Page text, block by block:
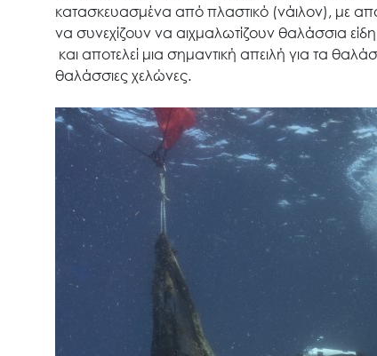
κατασκευασμένα από πλαστικό (νάιλον), με
να συνεχίζουν να αιχμαλωτίζουν θαλάσσια
και αποτελεί μια σημαντική απειλή για τα
θαλάσσιες χελώνες.